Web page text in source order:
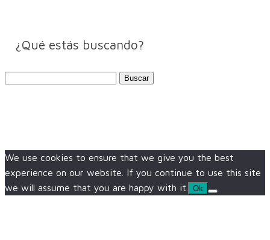
¿Qué estás buscando?
We use cookies to ensure that we give you the best
experience on our website. If you continue to use this site
we will assume that you are happy with it.
Ok